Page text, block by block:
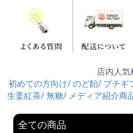
店内人気
初めての方向け/のど飴/ プチギ
生姜紅茶/無糖/ メディア紹介商